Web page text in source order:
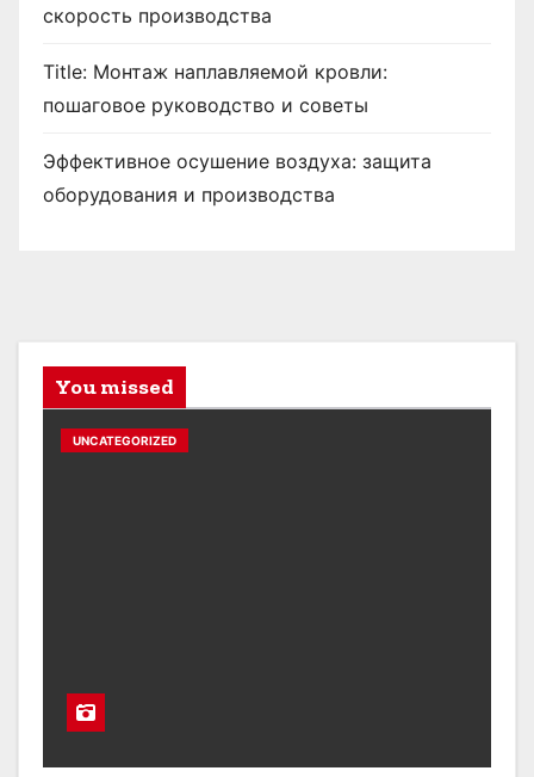
скорость производства
Title: Монтаж наплавляемой кровли:
пошаговое руководство и советы
Эффективное осушение воздуха: защита
оборудования и производства
You missed
UNCATEGORIZED